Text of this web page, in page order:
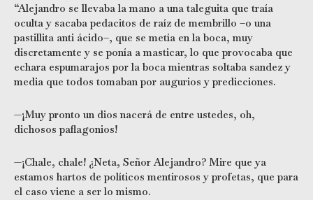
“Alejandro se llevaba la mano a una taleguita que traía
oculta y sacaba pedacitos de raíz de membrillo –o una
pastillita anti ácido–, que se metía en la boca, muy
discretamente y se ponía a masticar, lo que provocaba que
echara espumarajos por la boca mientras soltaba sandez y
media que todos tomaban por augurios y predicciones.
—¡Muy pronto un dios nacerá de entre ustedes, oh,
dichosos paflagonios!
—¡Chale, chale! ¿Neta, Señor Alejandro? Mire que ya
estamos hartos de políticos mentirosos y profetas, que para
el caso viene a ser lo mismo.